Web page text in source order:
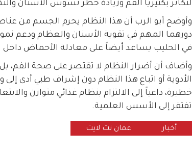
لتكاثر بكتيريا الفم وزيادة خطر تسوس الأسنان
وأوضح أبو الرب أن هذا النظام يحرم الجسم من
دورهما المهم في تقوية الأسنان والعظام ودعم
في الحليب يساعد أيضاً على معادلة الأحماض
وأضاف أن أضرار النظام لا تقتصر على صحة الفم، بل
الأدوية أو اتباع هذا النظام دون إشراف طبي
خطيرة، داعياً إلى الالتزام بنظام غذائي متوازن
تفتقر إلى الأسس العلمية.
أخبار عمان نت لايت